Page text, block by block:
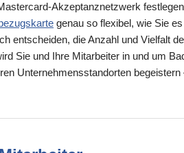
Akzeptanznetzwerk
genau so flexibel, wie Sie es
entscheiden, die Anzahl und Vielfalt
Sie und Ihre Mitarbeiter in und um
Unternehmensstandorten begeistern